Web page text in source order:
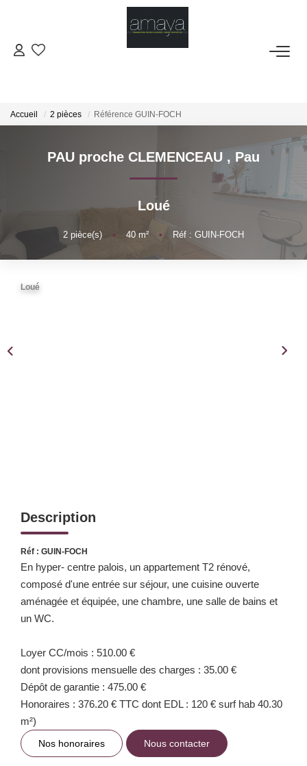
LOUER
ESTIMATION
Accueil 2 pièces Référence GUIN-FOCH
PAU proche CLEMENCEAU , Pau
Loué
2 pièce(s) • 40 m² • Réf : GUIN-FOCH
Loué
Description
Réf : GUIN-FOCH
En hyper- centre palois, un appartement T2 rénové,
composé d'une entrée sur séjour, une cuisine ouverte
aménagée et équipée, une chambre, une salle de bains et
un WC.
Loyer CC/mois : 510.00 €
dont provisions mensuelle des charges : 35.00 €
Dépôt de garantie : 475.00 €
Honoraires : 376.20 € TTC dont EDL : 120 € surf hab 40.30
m²)
Nos honoraires Nous contacter